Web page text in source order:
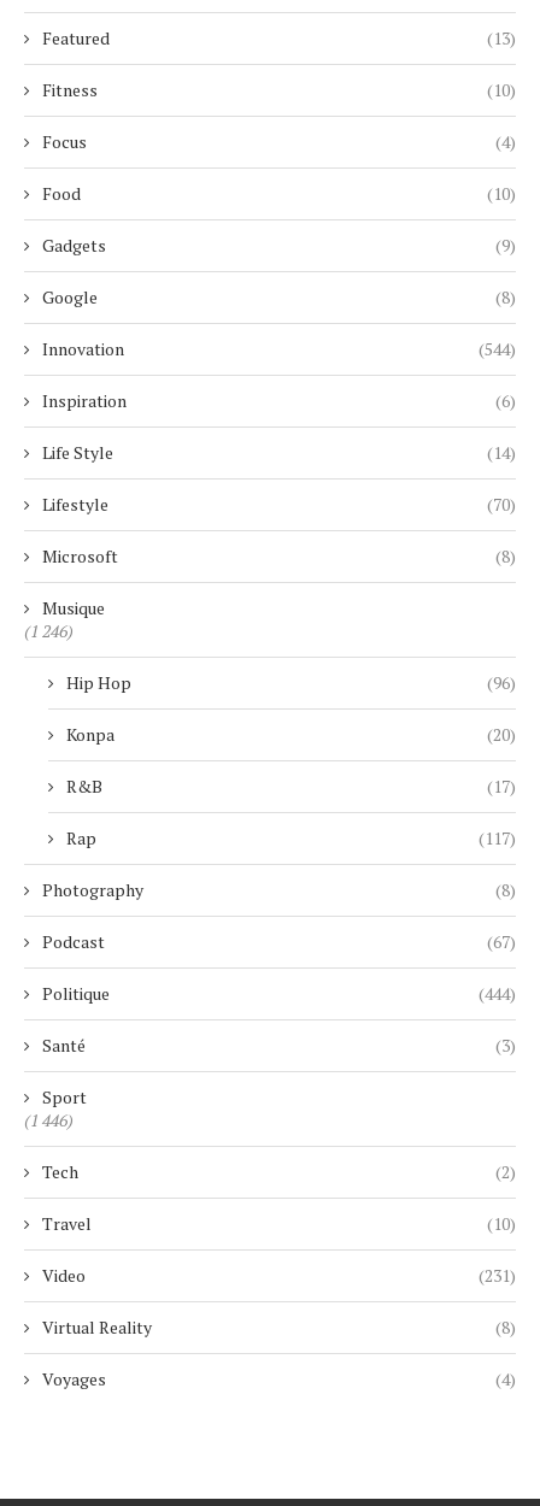
Featured (13)
Fitness (10)
Focus (4)
Food (10)
Gadgets (9)
Google (8)
Innovation (544)
Inspiration (6)
Life Style (14)
Lifestyle (70)
Microsoft (8)
Musique
(1 246)
Hip Hop (96)
Konpa (20)
R&B (17)
Rap (117)
Photography (8)
Podcast (67)
Politique (444)
Santé (3)
Sport
(1 446)
Tech (2)
Travel (10)
Video (231)
Virtual Reality (8)
Voyages (4)